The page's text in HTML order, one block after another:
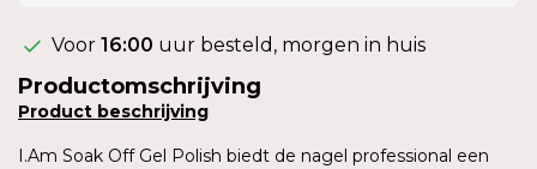
Voor 16:00 uur besteld, morgen in huis
Productomschrijving
Product beschrijving
I.Am Soak Off Gel Polish biedt de nagel professional een